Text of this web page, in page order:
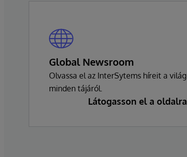
Global Newsroom
Olvassa el az InterSytems híreit a világ
minden tájáról.
Látogasson el a oldalra